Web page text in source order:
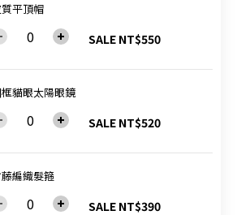
平頂帽
SALE NT$550
貓眼太陽眼鏡
SALE NT$520
編織髮箍
SALE NT$390